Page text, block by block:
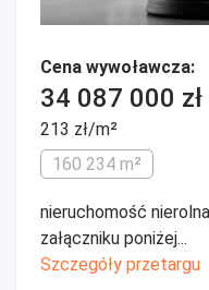
Cena wywoławcza:
34 087 000 zł
213 zł/m²
160 234 m²
nieruchomość
załączniku poniżej...
Szczegóły przetargu